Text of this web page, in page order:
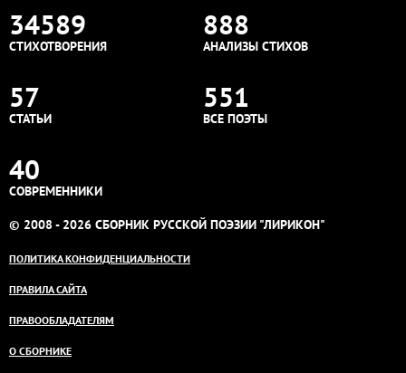
34589
СТИХОТВОРЕНИЯ
888
АНАЛИЗЫ СТИХОВ
57
СТАТЬИ
551
ВСЕ ПОЭТЫ
40
СОВРЕМЕННИКИ
© 2008 - 2026 СБОРНИК РУССКОЙ ПОЭЗИИ "ЛИРИКОН"
ПОЛИТИКА КОНФИДЕНЦИАЛЬНОСТИ
ПРАВИЛА САЙТА
ПРАВООБЛАДАТЕЛЯМ
О СБОРНИКЕ